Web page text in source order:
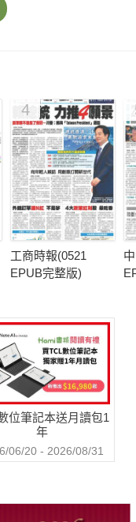
4
工商時報(0521
EPUB完整版)
位筆記本送月讀包1
年
06/20 - 2026/08/31